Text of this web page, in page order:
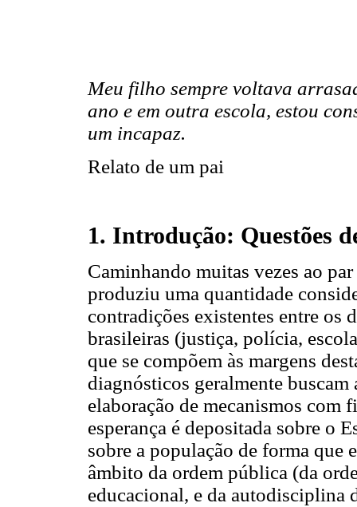
Meu filho sempre voltava
ano e em outra escola, estou
um incapaz.
Relato de um pai
1. Introdução: Questões
Caminhando muitas vezes ao
produziu uma quantidade
contradições existentes entre os
brasileiras (justiça, polícia,
que se compõem às margens
diagnósticos geralmente
elaboração de mecanismos com
esperança é depositada sobre o
sobre a população de forma que
âmbito da ordem pública (da
educacional, e da autodisciplina